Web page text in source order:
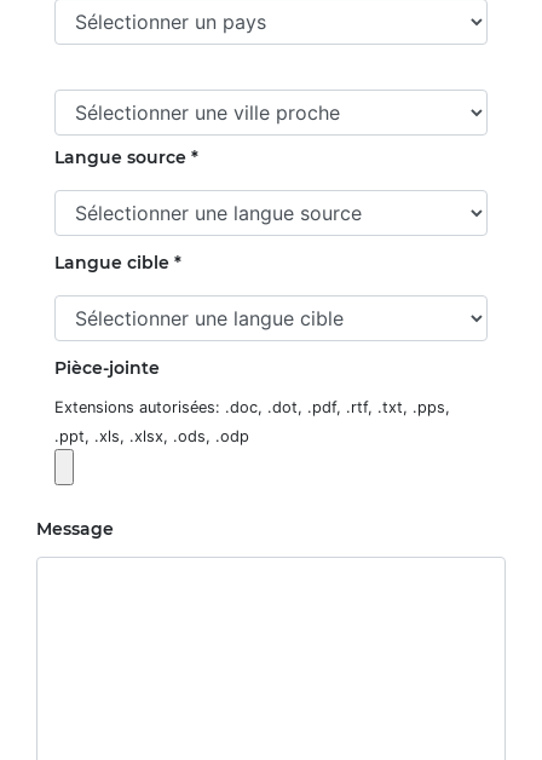
Langue source *
Langue cible *
Pièce-jointe
Extensions autorisées: .doc, .dot, .pdf, .rtf, .txt, .pps,
.ppt, .xls, .xlsx, .ods, .odp
Message